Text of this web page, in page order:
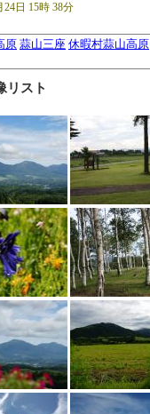
24日 15時 38分
原 蒜山三座 休暇村蒜山高原
リスト